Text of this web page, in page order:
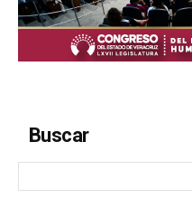
Buscar